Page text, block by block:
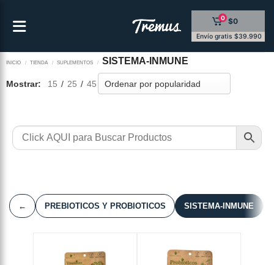
0 $0
Envío gratis $39.990
INICIO / TIENDA / SUPLEMENTOS / SISTEMA-INMUNE
Mostrar: 15 / 25 / 45
← PREBIOTICOS Y PROBIOTICOS SISTEMA-INMUNE